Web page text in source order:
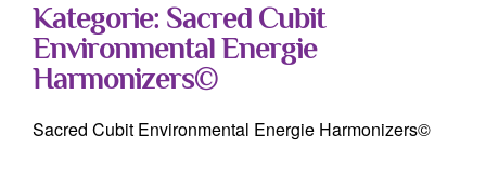
Kategorie: Sacred Cubit
Environmental Energie
Harmonizers©
Sacred Cubit Environmental Energie Harmonizers©